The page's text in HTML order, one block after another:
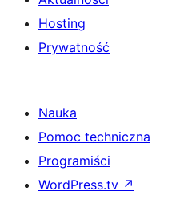
Hosting
Prywatność
Nauka
Pomoc techniczna
Programiści
WordPress.tv ↗